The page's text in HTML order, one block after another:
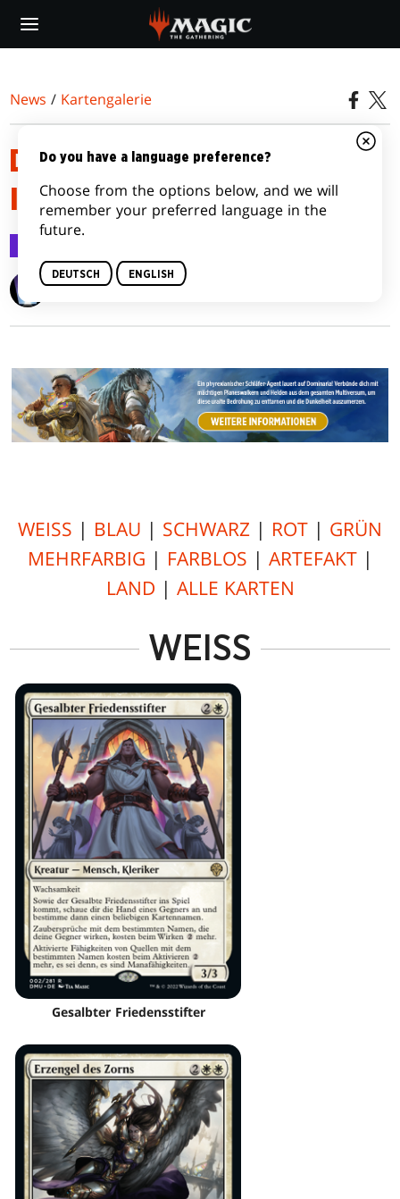
main
News / Kartengalerie
DOMINARIA UNITED CARD
IMAGE GALLERY
Wizards of the Coast
WEISS | BLAU | SCHWARZ | ROT | GRÜN
MEHRFARBIG | FARBLOS | ARTEFAKT|
LAND | ALLE KARTEN
WEISS
Gesalbter Friedensstifter
Do you have a language preference?
Choose from the options below, and we will
remember your preferred language in the
future.
DEUTSCH ENGLISH